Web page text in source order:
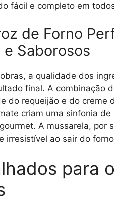
fácil e completo em
de Forno
Saborosos
a qualidade dos
final. A combinação
do requeijão e do creme
criam uma sinfonia
A mussarela, por
irresistível ao sair do
para